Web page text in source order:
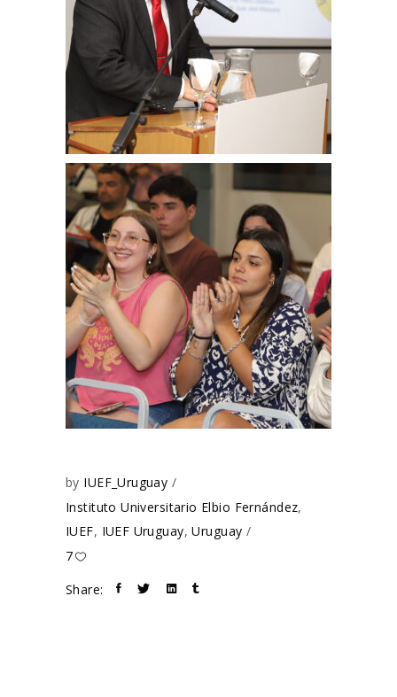
by IUEF_Uruguay
Instituto Universitario Elbio Fernández,
IUEF, IUEF Uruguay,Uruguay
7
Share: